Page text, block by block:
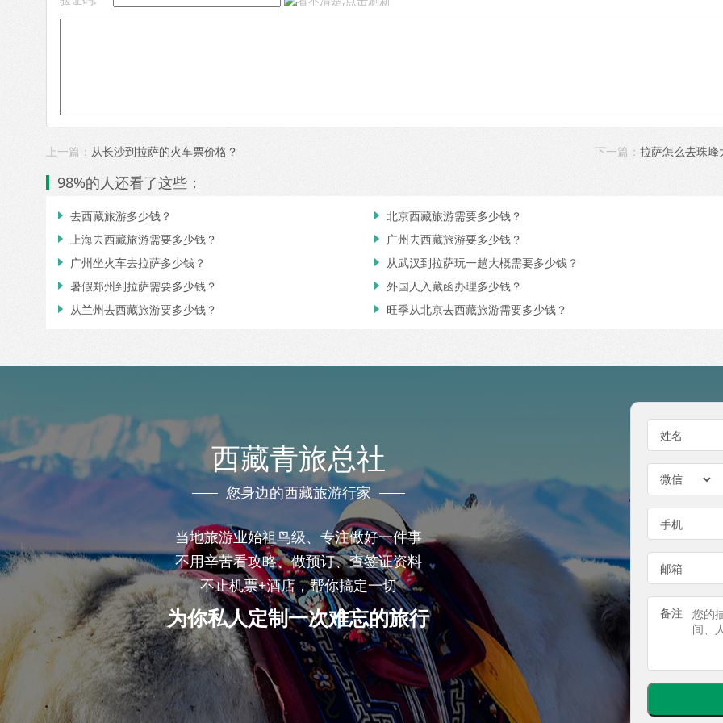
上一篇： 从长沙到拉萨的火车票价格？ 下一篇： 拉萨怎么去珠峰
98%的人还看了这些：
 去西藏旅游多少钱？  北京西藏旅游需要多少钱？
 上海去西藏旅游需要多少钱？  广州去西藏旅游要多少钱？
 广州坐火车去拉萨多少钱？  从武汉到拉萨玩一趟大概需要多少钱？
 暑假郑州到拉萨需要多少钱？  外国人入藏函办理多少钱？
 从兰州去西藏旅游要多少钱？  旺季从北京去西藏旅游需要多少钱？
西藏青旅总社
您身边的西藏旅游行家
当地旅游业始祖鸟级、专注做好一件事
不用辛苦看攻略、做预订、查签证资料
不止机票+酒店，帮你搞定一切
为你私人定制一次难忘的旅行
姓名
手机
邮箱
备注